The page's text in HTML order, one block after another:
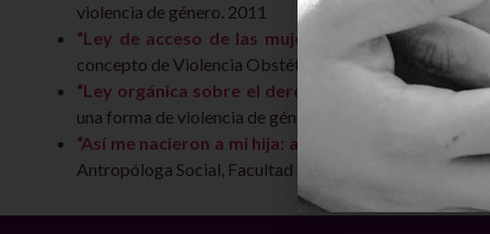
violencia de género. 2011
“Ley de acceso de las mujeres a una vida libre
concepto de Violencia Obstétrica como una forma de
“Ley orgánica sobre el derecho de las mujeres a
una forma de violencia de género. 2007
“Así me nacieron a mi hija: aportes
Antropóloga Social, Facultad de Ciencias Sociales,